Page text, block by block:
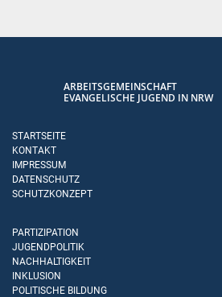
ARBEITSGEMEINSCHAFT
EVANGELISCHE JUGEND IN NRW
STARTSEITE
KONTAKT
IMPRESSUM
DATENSCHUTZ
SCHUTZKONZEPT
PARTIZIPATION
JUGENDPOLITIK
NACHHALTIGKEIT
INKLUSION
POLITISCHE BILDUNG